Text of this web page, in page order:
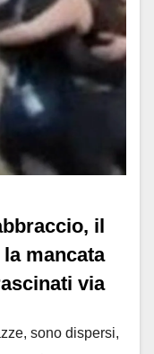
il
mancata
via
sono dispersi,